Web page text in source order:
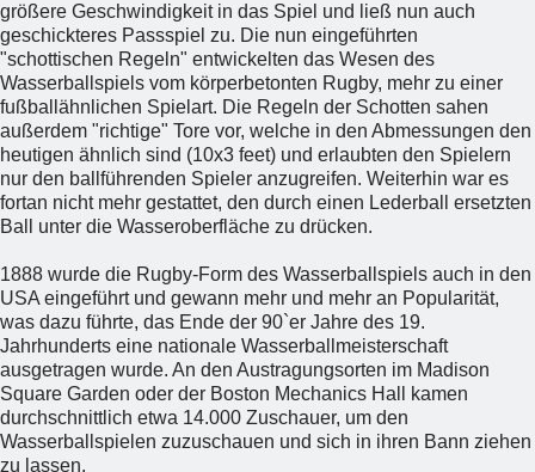
größere Geschwindigkeit in das Spiel und ließ nun auch
geschickteres Passspiel zu. Die nun eingeführten
"schottischen Regeln" entwickelten das Wesen des
Wasserballspiels vom körperbetonten Rugby, mehr zu einer
fußballähnlichen Spielart. Die Regeln der Schotten sahen
außerdem "richtige" Tore vor, welche in den Abmessungen den
heutigen ähnlich sind (10x3 feet) und erlaubten den Spielern
nur den ballführenden Spieler anzugreifen. Weiterhin war es
fortan nicht mehr gestattet, den durch einen Lederball ersetzten
Ball unter die Wasseroberfläche zu drücken.
1888 wurde die Rugby-Form des Wasserballspiels auch in den
USA eingeführt und gewann mehr und mehr an Popularität,
was dazu führte, das Ende der 90`er Jahre des 19.
Jahrhunderts eine nationale Wasserballmeisterschaft
ausgetragen wurde. An den Austragungsorten im Madison
Square Garden oder der Boston Mechanics Hall kamen
durchschnittlich etwa 14.000 Zuschauer, um den
Wasserballspielen zuzuschauen und sich in ihren Bann ziehen
zu lassen.